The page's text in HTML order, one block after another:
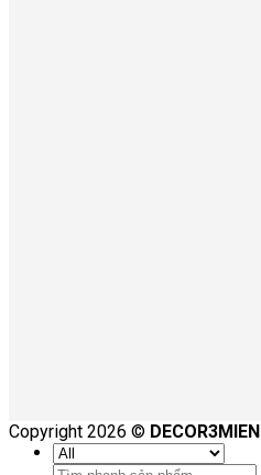
Copyright 2026 © DECOR3MIEN